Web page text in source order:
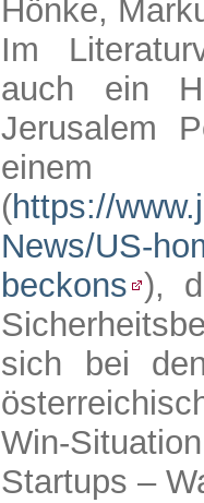
Hönke,
Im
auch ein
Jerusalem
(https://
News/US-
beckons ),
sich bei
Win-
Startups –